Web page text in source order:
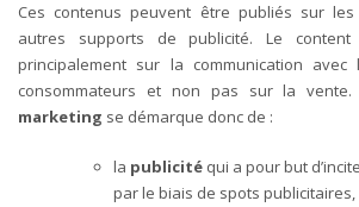
Ces contenus peuvent être publiés sur
autres supports de publicité. Le
principalement sur la communication
consommateurs et non pas sur la vente.
marketing se démarque donc de :
la publicité qui a pour but
par le biais de spots